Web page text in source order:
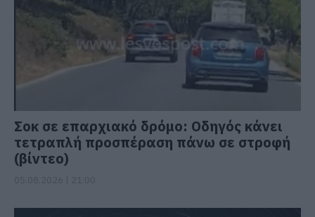
Σοκ σε επαρχιακό δρόμο: Οδηγός κάνει
τετραπλή προσπέραση πάνω σε στροφή
(βίντεο)